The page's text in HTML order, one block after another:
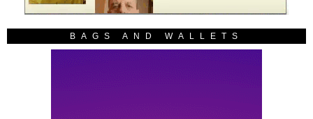
BAGS AND WALLETS